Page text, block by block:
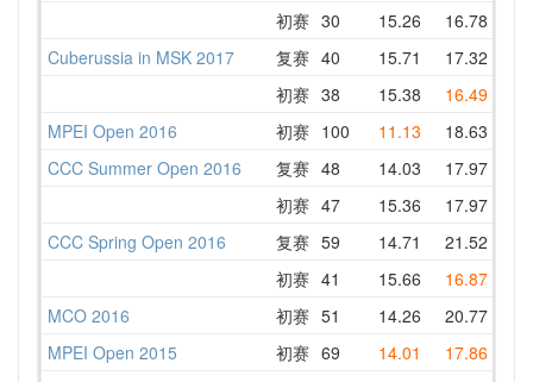
初赛 30 15.26 16.78
Cuberussia in MSK 2017 复赛 40 15.71 17.32
初赛 38 15.38 16.49
MPEI Open 2016 初赛 100 11.13 18.63
CCC Summer Open 2016 复赛 48 14.03 17.97
初赛 47 15.36 17.97
CCC Spring Open 2016 复赛 59 14.71 21.52
初赛 41 15.66 16.87
MCO 2016 初赛 51 14.26 20.77
MPEI Open 2015 初赛 69 14.01 17.86